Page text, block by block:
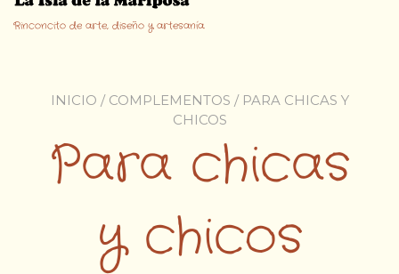
Rinconcito de arte, diseño y artesanía.
INICIO / COMPLEMENTOS / PARA CHICAS Y
CHICOS
Para chicas
y chicos